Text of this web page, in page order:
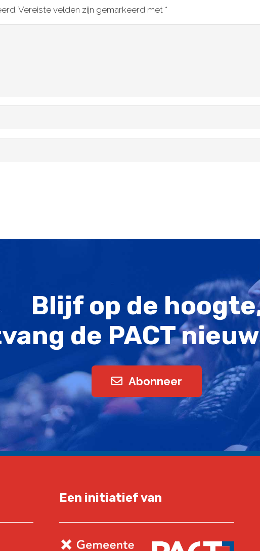
Vereiste velden zijn gemarkeerd met *
Blijf op de
de PACT
Abonneer
Een initiatief van